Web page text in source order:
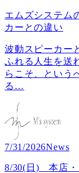
エムズシステム
カーとの違い
波動スピーカー
ふれる人生を送
らこそ、という
る …
7/31/2026News
8/30(日) 本店・